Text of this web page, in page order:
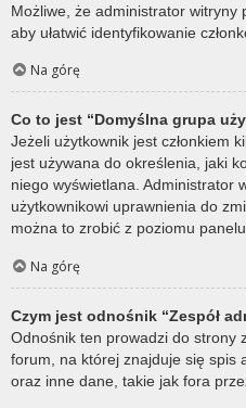
Możliwe, że administrator witryny
aby ułatwić identyfikowanie
Na górę
Co to jest “Domyślna grupa
Jeżeli użytkownik jest członkiem
jest używana do określenia, jaki
niego wyświetlana. Administrator
użytkownikowi uprawnienia do
można to zrobić z poziomu
Na górę
Czym jest odnośnik “Zespół
Odnośnik ten prowadzi do strony
forum, na której znajduje się spis
oraz inne dane, takie jak fora